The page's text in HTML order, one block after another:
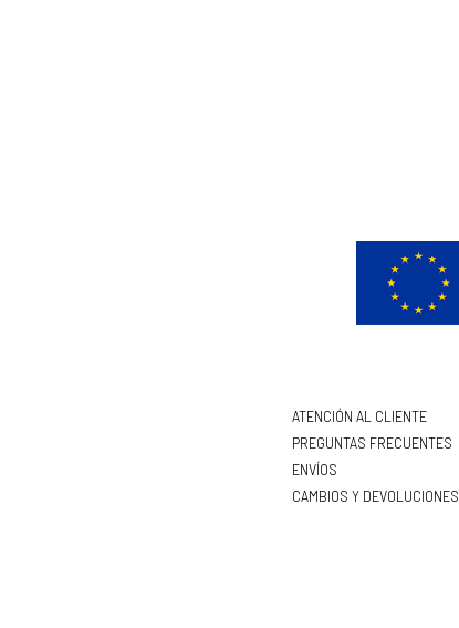
ATENCIÓN AL CLIENTE
PREGUNTAS FRECUENTES
ENVÍOS
CAMBIOS Y DEVOLUCIONES